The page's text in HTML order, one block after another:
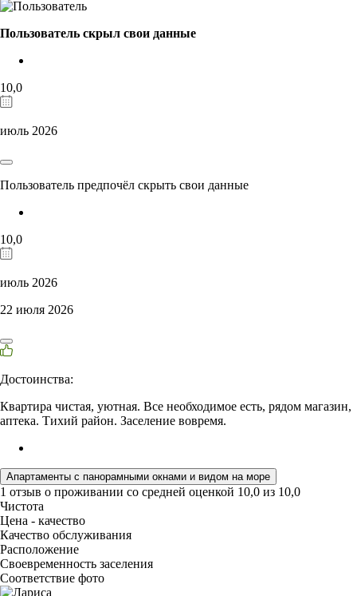
Пользователь скрыл свои данные
10,0
июль 2026
Пользователь предпочёл скрыть свои данные
10,0
июль 2026
22 июля 2026
Достоинства:
Квартира чистая, уютная. Все необходимое есть, рядом магазин,
аптека. Тихий район. Заселение вовремя.
Апартаменты с панорамными окнами и видом на море
1 отзыв о проживании со средней оценкой 10,0 из 10,0
Чистота
Цена - качество
Качество обслуживания
Расположение
Своевременность заселения
Соответствие фото